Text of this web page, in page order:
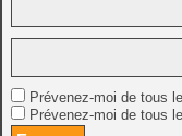
Prévenez-moi de tous
Prévenez-moi de tous